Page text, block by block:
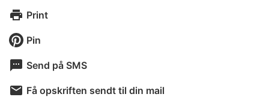
Print
Pin
Send på SMS
Få opskriften sendt til din mail